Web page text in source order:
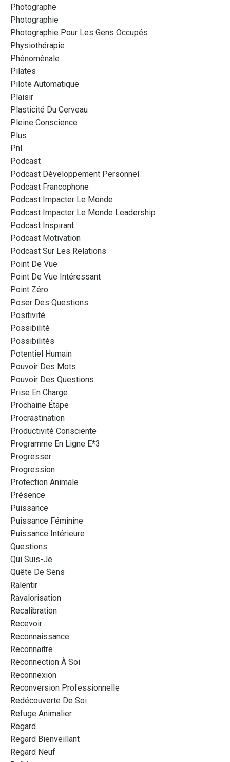
Photographe
Photographie
Photographie Pour Les Gens Occupés
Physiothérapie
Phénoménale
Pilates
Pilote Automatique
Plaisir
Plasticité Du Cerveau
Pleine Conscience
Plus
Pnl
Podcast
Podcast Développement Personnel
Podcast Francophone
Podcast Impacter Le Monde
Podcast Impacter Le Monde Leadership
Podcast Inspirant
Podcast Motivation
Podcast Sur Les Relations
Point De Vue
Point De Vue Intéressant
Point Zéro
Poser Des Questions
Positivité
Possibilité
Possibilités
Potentiel Humain
Pouvoir Des Mots
Pouvoir Des Questions
Prise En Charge
Prochaine Étape
Procrastination
Productivité Consciente
Programme En Ligne E*3
Progresser
Progression
Protection Animale
Présence
Puissance
Puissance Féminine
Puissance Intérieure
Questions
Qui Suis-Je
Quête De Sens
Ralentir
Ravalorisation
Recalibration
Recevoir
Reconnaissance
Reconnaitre
Reconnection À Soi
Reconnexion
Reconversion Professionnelle
Redécouverte De Soi
Refuge Animalier
Regard
Regard Bienveillant
Regard Neuf